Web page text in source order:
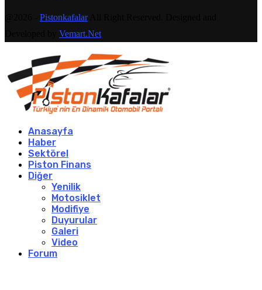
PistonkafalarAll Right Reserved. Designed and
Vemart.Net
Anasayfa
Haber
Sektörel
Piston Finans
Diğer
Yenilik
Motosiklet
Modifiye
Duyurular
Galeri
Video
Forum